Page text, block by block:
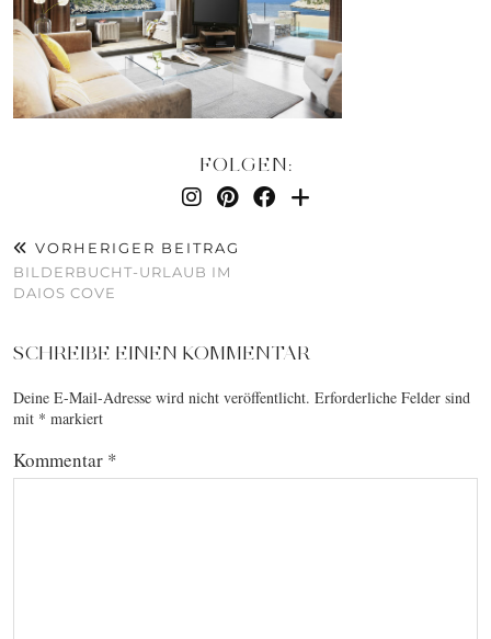
FOLGEN:
VORHERIGER BEITRAG
BILDERBUCHT-URLAUB IM
DAIOS COVE
SCHREIBE EINEN KOMMENTAR
Deine E-Mail-Adresse wird nicht veröffentlicht. Erforderliche Felder sind
mit * markiert
Kommentar *